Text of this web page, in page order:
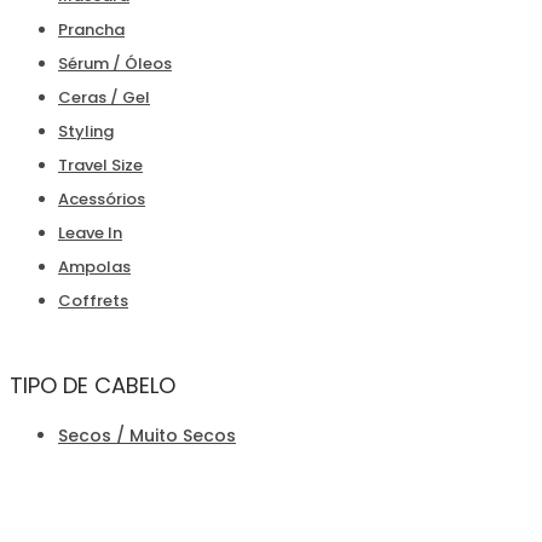
Prancha
Sérum / Óleos
Ceras / Gel
Styling
Travel Size
Acessórios
Leave In
Ampolas
Coffrets
TIPO DE CABELO
Secos / Muito Secos